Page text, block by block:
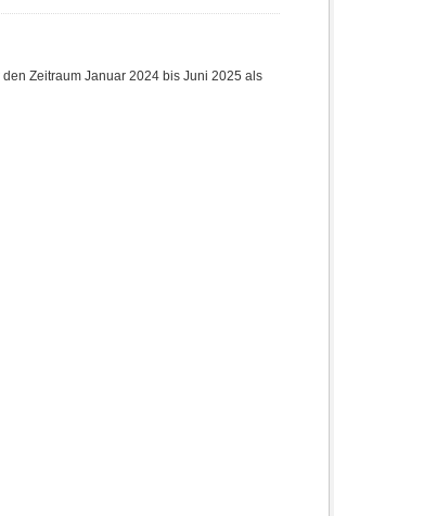
Zeitraum Januar 2024 bis Juni 2025 als